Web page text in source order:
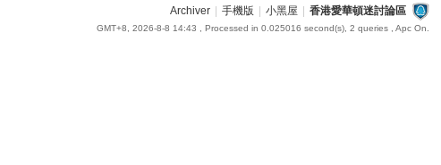
Archiver 手機版 小黑屋 香港愛華頓迷討論區
GMT+8, 2026-8-8 14:43 , Processed in 0.025016 second(s), 2 queries , Apc On.